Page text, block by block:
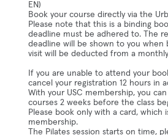
EN)
Book your course directly via the
Please note that this is a binding
deadline must be adhered to. The
deadline will be shown to you when
visit will be deducted from a
If you are unable to attend your
cancel your registration 12 hours in
With your USC membership, you
courses 2 weeks before the class
Please book only with a card, which
membership.
The Pilates session starts on time,